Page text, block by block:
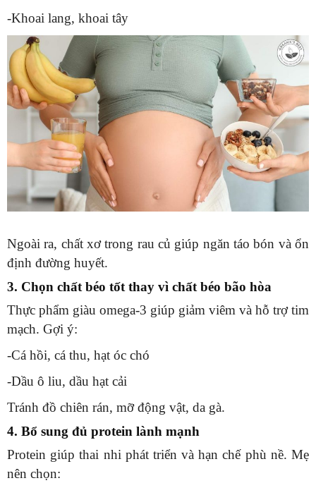
-Khoai lang, khoai tây
Ngoài ra, chất xơ trong rau củ giúp ngăn táo bón và ổn
định đường huyết.
3. Chọn chất béo tốt thay vì chất béo bão hòa
Thực phẩm giàu omega-3 giúp giảm viêm và hỗ trợ tim
mạch. Gợi ý:
-Cá hồi, cá thu, hạt óc chó
-Dầu ô liu, dầu hạt cải
Tránh đồ chiên rán, mỡ động vật, da gà.
4. Bổ sung đủ protein lành mạnh
Protein giúp thai nhi phát triển và hạn chế phù nề. Mẹ
nên chọn: